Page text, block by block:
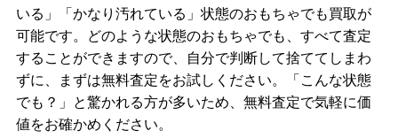
いる」「かなり汚れている」状態のおもちゃでも買取が
可能です。どのような状態のおもちゃでも、すべて査定
することができますので、自分で判断して捨ててしまわ
ずに、まずは無料査定をお試しください。「こんな状態
でも？」と驚かれる方が多いため、無料査定で気軽に価
値をお確かめください。